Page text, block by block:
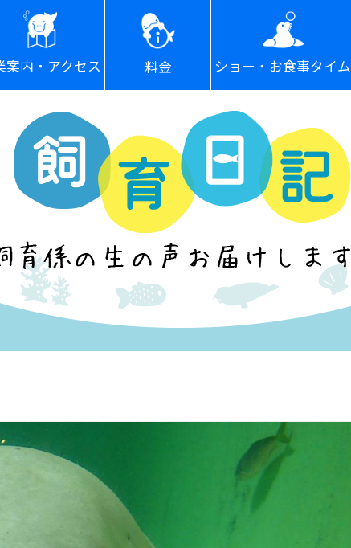
案内・アクセス 料金 ショー・お食事タイム